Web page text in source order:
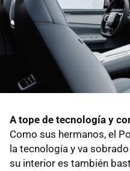
A tope de tecnología y
Como sus hermanos, el
la tecnología y va
su interior es también